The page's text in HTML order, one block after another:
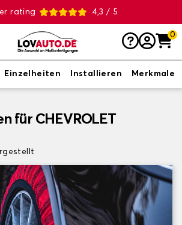
4,3 / 5
0
Einzelheiten Installieren Merkmale
für CHEVROLET